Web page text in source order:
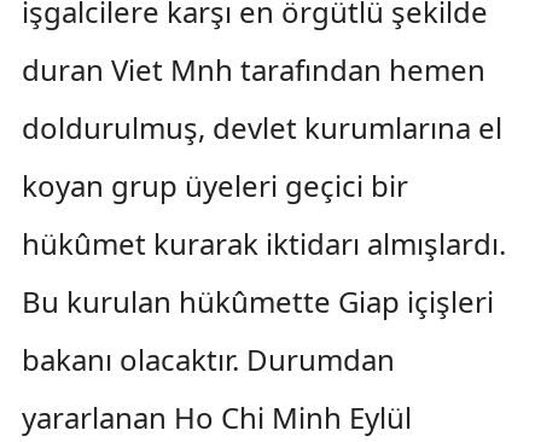
işgalcilere karşı en örgütlü şekilde
duran Viet Mnh tarafından hemen
doldurulmuş, devlet kurumlarına el
koyan grup üyeleri geçici bir
hükûmet kurarak iktidarı almışlardı.
Bu kurulan hükûmette Giap içişleri
bakanı olacaktır. Durumdan
yararlanan Ho Chi Minh Eylül